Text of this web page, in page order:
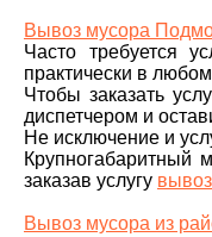
Вывоз мусора
Часто требуется
практически в
Чтобы заказать
диспетчером и
Не исключение и
Крупногабаритный
заказав услугу
Вывоз мусора из